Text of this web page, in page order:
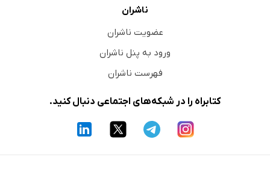
ناشران
عضویت ناشران
ورود به پنل ناشران
فهرست ناشران
کتابراه را در شبکه‌های اجتماعی دنبال کنید.